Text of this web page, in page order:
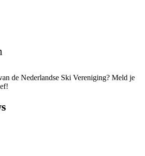
de Nederlandse Ski Vereniging? Meld je